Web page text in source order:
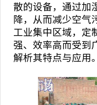
散的设备，通过加
降，从而减少空气
工业集中区域，定
强、效率高而受到
解析其特点与应用。